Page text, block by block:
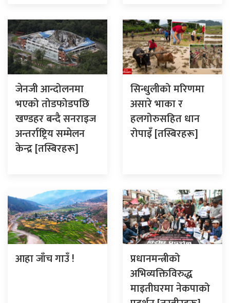
जेनजी आन्दोलनमा
भएको तोडफोडपछि
खण्डहर बन्दै सनराइज
अन्तर्राष्ट्रिय सम्मेलन
केन्द्र [तस्बिरहरू]
सिन्धुलीको मरिणमा
असारे भाका र
हलगोरुसहित धान
रोपाइँ [तस्बिरहरू]
आहा जाँच गाउँ !
प्रधानमन्त्रीको
अभिव्यक्तिविरुद्ध
माइतीघरमा नेकपाको